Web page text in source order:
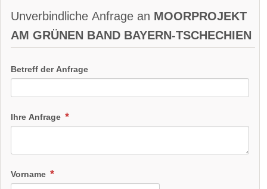
Unverbindliche Anfrage an MOORPROJEKT
AM GRÜNEN BAND BAYERN-TSCHECHIEN
Betreff der Anfrage
Ihre Anfrage
Vorname